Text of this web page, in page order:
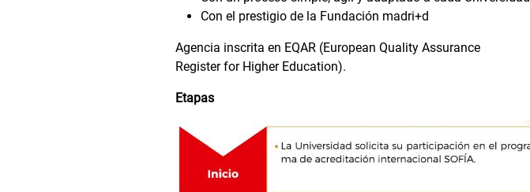
Con el prestigio de la Fundación madri+d
Agencia inscrita en EQAR (European Quality Assurance
Register for Higher Education).
Etapas